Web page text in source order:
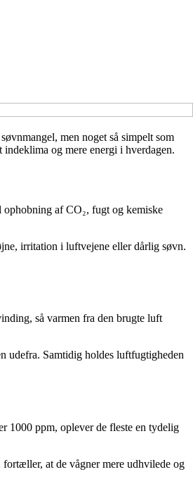
men noget så simpelt som
og mere energi i hverdagen.
af CO₂, fugt og kemiske
irritation i luftvejene eller dårlig søvn.
så varmen fra den brugte luft
udefra. Samtidig holdes luftfugtigheden
1000 ppm, oplever de fleste en tydelig
at de vågner mere udhvilede og